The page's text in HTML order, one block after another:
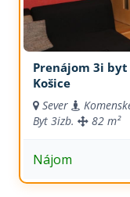
Prenájom 3i
Košice
Sever
Byt 3izb. 82 m²
Nájom